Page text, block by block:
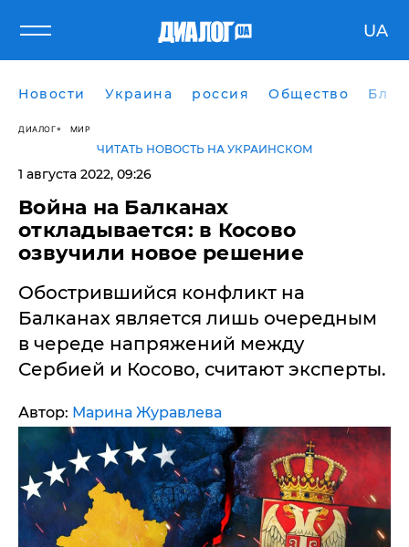
UA
Новости Украина россия Общество
ДИАЛОГ МИР
ЧИТАТЬ НОВОСТЬ НА УКРАИНСКОМ
1 августа 2022, 09:26
​Война на Балканах
откладывается: в Косово
озвучили новое решение
Обострившийся конфликт на
Балканах является лишь очередным
в череде напряжений между
Сербией и Косово, считают эксперты.
Автор: Марина Журавлева